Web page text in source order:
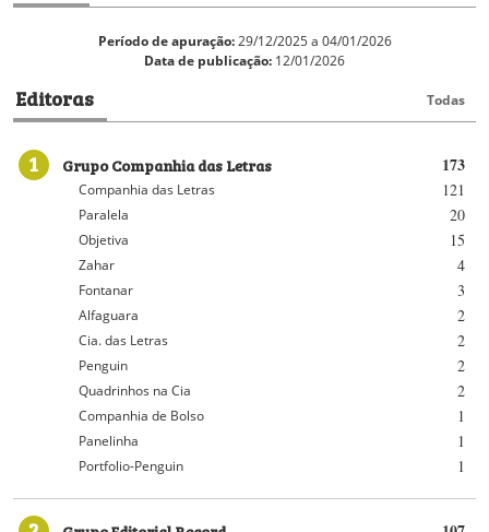
Período de apuração:29/12/2025 a 04/01/2026
Data de publicação: 12/01/2026
Editoras Todas
1 173
Grupo Companhia das Letras
121
Companhia das Letras
20
Paralela
15
Objetiva
4
Zahar
3
Fontanar
2
Alfaguara
2
Cia. das Letras
2
Penguin
2
Quadrinhos na Cia
1
Companhia de Bolso
1
Panelinha
1
Portfolio-Penguin